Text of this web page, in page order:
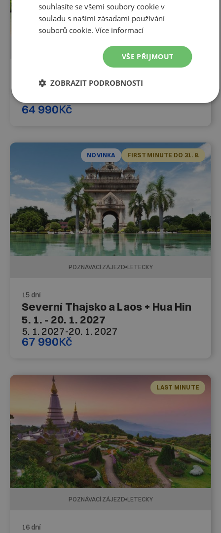
KOMBINOVANÝ ZÁJEZD LETECKY
Jižní Thajsko 25. 1. - 9. 2. 2027
25. 1. 2027
64 990Kč
NOVINKA FIRST MINUTE DO 31. 8.
POZNÁVACÍ ZÁJEZD LETECKY
15 dní
Severní Thajsko a Laos + Hua Hin
5. 1. - 20. 1. 2027
5. 1. 2027-20. 1. 2027
67 990Kč
LAST MINUTE
POZNÁVACÍ ZÁJEZD LETECKY
16 dní
souhlasíte se všemi soubory cookie v
souladu s našimi zásadami používání
souborů cookie.Více informací
VŠE PŘIJMOUT
ZOBRAZIT PODROBNOSTI